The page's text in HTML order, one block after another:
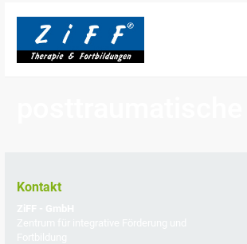
Kontakt